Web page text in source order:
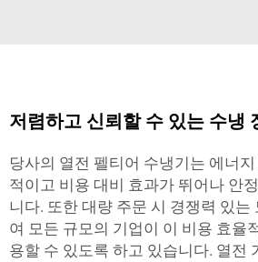
저렴하고 신뢰할 수 있는 수냉
당사의 열전 펠티어 수냉기는 에너
적이고 비용 대비 효과가 뛰어나 안
니다. 또한 대량 주문 시 경쟁력 있는
여 모든 규모의 기업이 이 비용 효율
용할 수 있도록 하고 있습니다. 열전